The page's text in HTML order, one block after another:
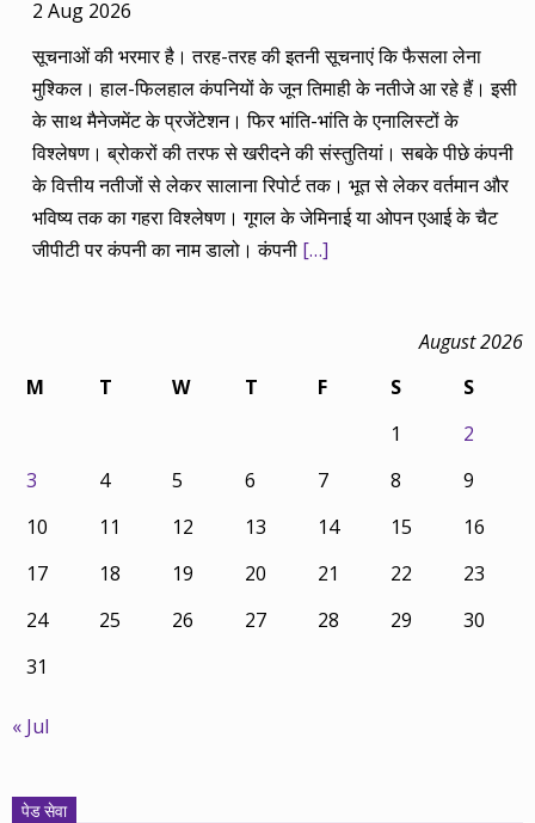
2 Aug 2026
सूचनाओं की भरमार है। तरह-तरह की इतनी सूचनाएं कि फैसला लेना
मुश्किल। हाल-फिलहाल कंपनियों के जून तिमाही के नतीजे आ रहे हैं। इसी
के साथ मैनेजमेंट के प्रजेंटेशन। फिर भांति-भांति के एनालिस्टों के
विश्लेषण। ब्रोकरों की तरफ से खरीदने की संस्तुतियां। सबके पीछे कंपनी
के वित्तीय नतीजों से लेकर सालाना रिपोर्ट तक। भूत से लेकर वर्तमान और
भविष्य तक का गहरा विश्लेषण। गूगल के जेमिनाई या ओपन एआई के चैट
जीपीटी पर कंपनी का नाम डालो। कंपनी […]
August 2026
M
T W T F S
S
1
2
3
4 5 6 7 8
9
10
11 12 13 14 15
16
17
18 19 20 21 22
23
24
25 26 27 28 29
30
31
« Jul
पेड सेवा